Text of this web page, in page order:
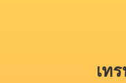
เท